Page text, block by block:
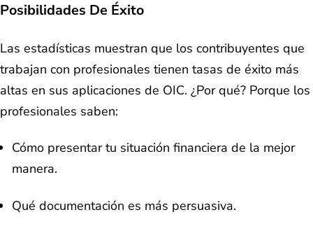
Posibilidades De Éxito
Las estadísticas muestran que los contribuyentes que
trabajan con profesionales tienen tasas de éxito más
altas en sus aplicaciones de OIC. ¿Por qué? Porque los
profesionales saben:
Cómo presentar tu situación financiera de la mejor
manera.
Qué documentación es más persuasiva.